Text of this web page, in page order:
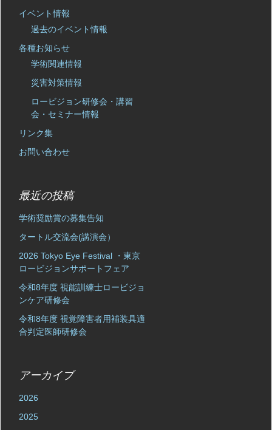
イベント情報
過去のイベント情報
各種お知らせ
学術関連情報
災害対策情報
ロービジョン研修会・講習
会・セミナー情報
リンク集
お問い合わせ
最近の投稿
学術奨励賞の募集告知
タートル交流会(講演会）
2026 Tokyo Eye Festival ・東京
ロービジョンサポートフェア
令和8年度 視能訓練士ロービジョ
ンケア研修会
令和8年度 視覚障害者用補装具適
合判定医師研修会
アーカイブ
2026
2025